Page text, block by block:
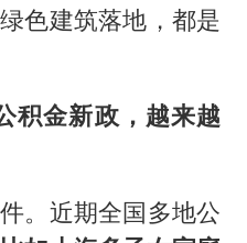
色建筑落地，都是
积金新政，越来越
。近期全国多地公